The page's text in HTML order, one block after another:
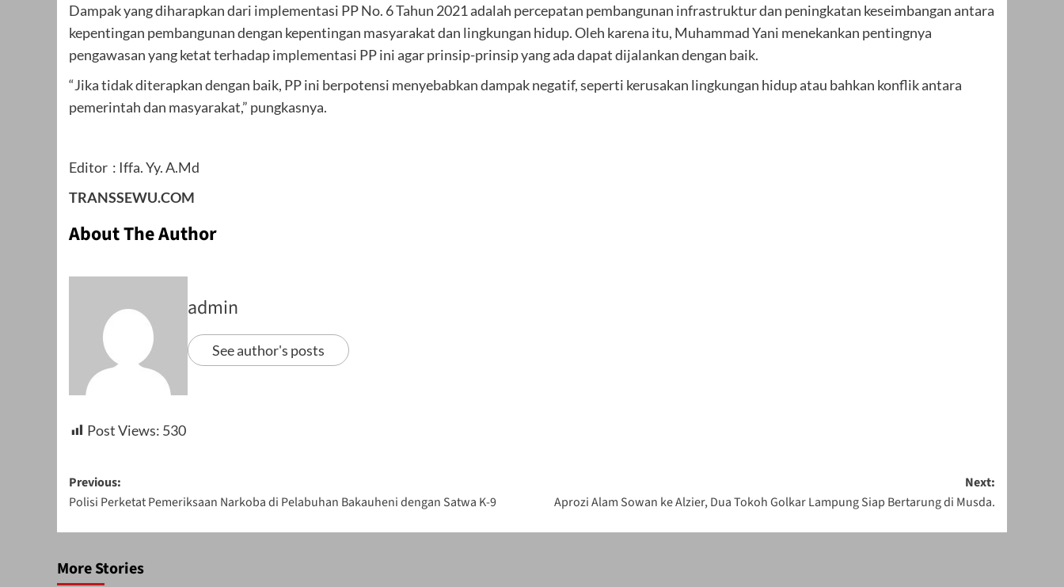
Dampak yang diharapkan dari implementasi PP No. 6 Tahun 2021 adalah percepatan pembangunan infrastruktur dan peningkatan keseimbangan antara
kepentingan pembangunan dengan kepentingan masyarakat dan lingkungan hidup. Oleh karena itu, Muhammad Yani menekankan pentingnya
pengawasan yang ketat terhadap implementasi PP ini agar prinsip-prinsip yang ada dapat dijalankan dengan baik.
“Jika tidak diterapkan dengan baik, PP ini berpotensi menyebabkan dampak negatif, seperti kerusakan lingkungan hidup atau bahkan konflik antara
pemerintah dan masyarakat,” pungkasnya.
Editor : Iffa. Yy. A.Md
TRANSSEWU.COM
About The Author
admin
See author's posts
Post Views: 530
Post
navigation
Previous:
Polisi Perketat Pemeriksaan Narkoba di Pelabuhan Bakauheni dengan Satwa K-9
Next:
Aprozi Alam Sowan ke Alzier, Dua Tokoh Golkar Lampung Siap Bertarung di Musda.
More Stories